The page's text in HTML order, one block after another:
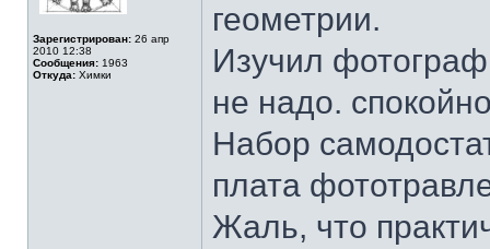
Зарегистрирован: 26 апр
2010 12:38
Сообщения: 1963
Откуда: Химки
геометрии.
Изучил
не надо.
Набор
плата
Жаль, что